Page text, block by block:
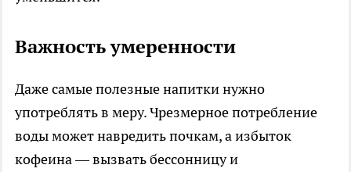
Важность умеренности
Даже самые полезные напитки нужно
употреблять в меру. Чрезмерное потребление
воды может навредить почкам, а избыток
кофеина — вызвать бессонницу и